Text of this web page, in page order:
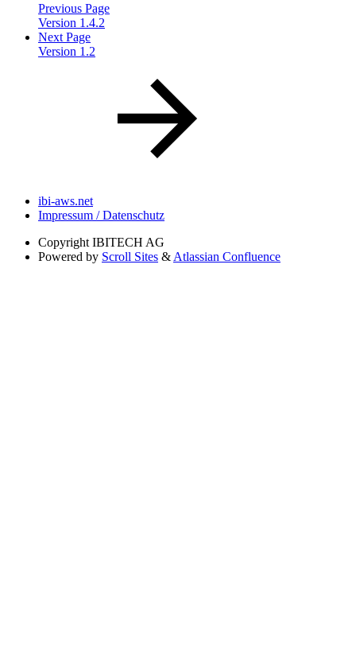
Previous Page
Version 1.4.2
Next Page
Version 1.2
ibi-aws.net
Impressum / Datenschutz
Copyright IBITECH AG
Powered by Scroll Sites & Atlassian Confluence